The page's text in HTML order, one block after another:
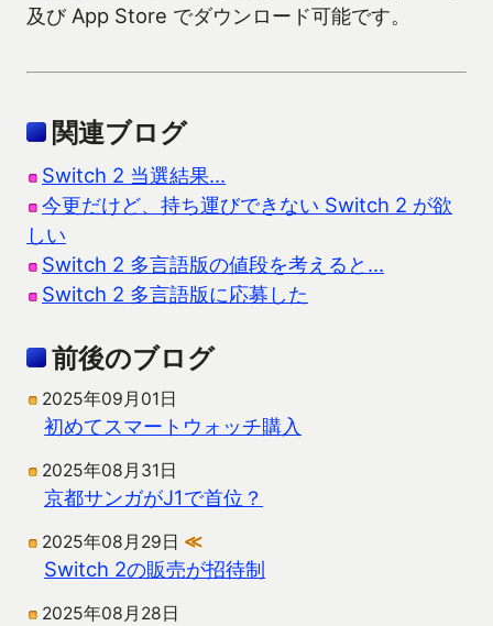
及び App Store でダウンロード可能です。
関連ブログ
Switch 2 当選結果…
今更だけど、持ち運びできない Switch 2 が欲
しい
Switch 2 多言語版の値段を考えると…
Switch 2 多言語版に応募した
前後のブログ
2025年09月01日
初めてスマートウォッチ購入
2025年08月31日
京都サンガがJ1で首位？
2025年08月29日 ≪
Switch 2の販売が招待制
2025年08月28日